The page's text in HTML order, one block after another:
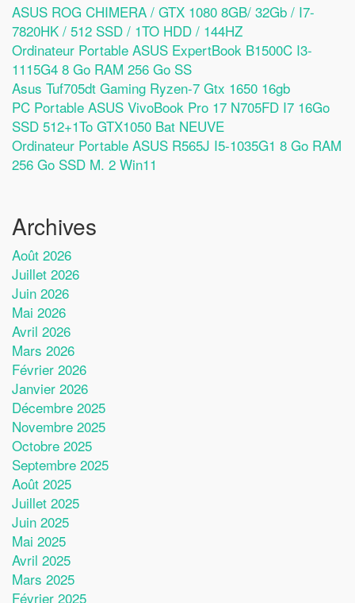
ASUS ROG CHIMERA / GTX 1080 8GB/ 32Gb / I7-
7820HK / 512 SSD / 1TO HDD / 144HZ
Ordinateur Portable ASUS ExpertBook B1500C I3-
1115G4 8 Go RAM 256 Go SS
Asus Tuf705dt Gaming Ryzen-7 Gtx 1650 16gb
PC Portable ASUS VivoBook Pro 17 N705FD I7 16Go
SSD 512+1To GTX1050 Bat NEUVE
Ordinateur Portable ASUS R565J I5-1035G1 8 Go RAM
256 Go SSD M. 2 Win11
Archives
Août 2026
Juillet 2026
Juin 2026
Mai 2026
Avril 2026
Mars 2026
Février 2026
Janvier 2026
Décembre 2025
Novembre 2025
Octobre 2025
Septembre 2025
Août 2025
Juillet 2025
Juin 2025
Mai 2025
Avril 2025
Mars 2025
Février 2025